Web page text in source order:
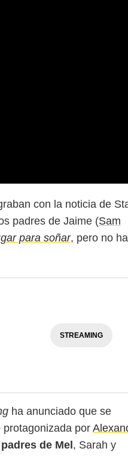
con la noticia de
padres de Jaime (Sam
para soñar, pero no ha
STREAMING
ha anunciado que se
protagonizada por
padres de Mel , Sarah y